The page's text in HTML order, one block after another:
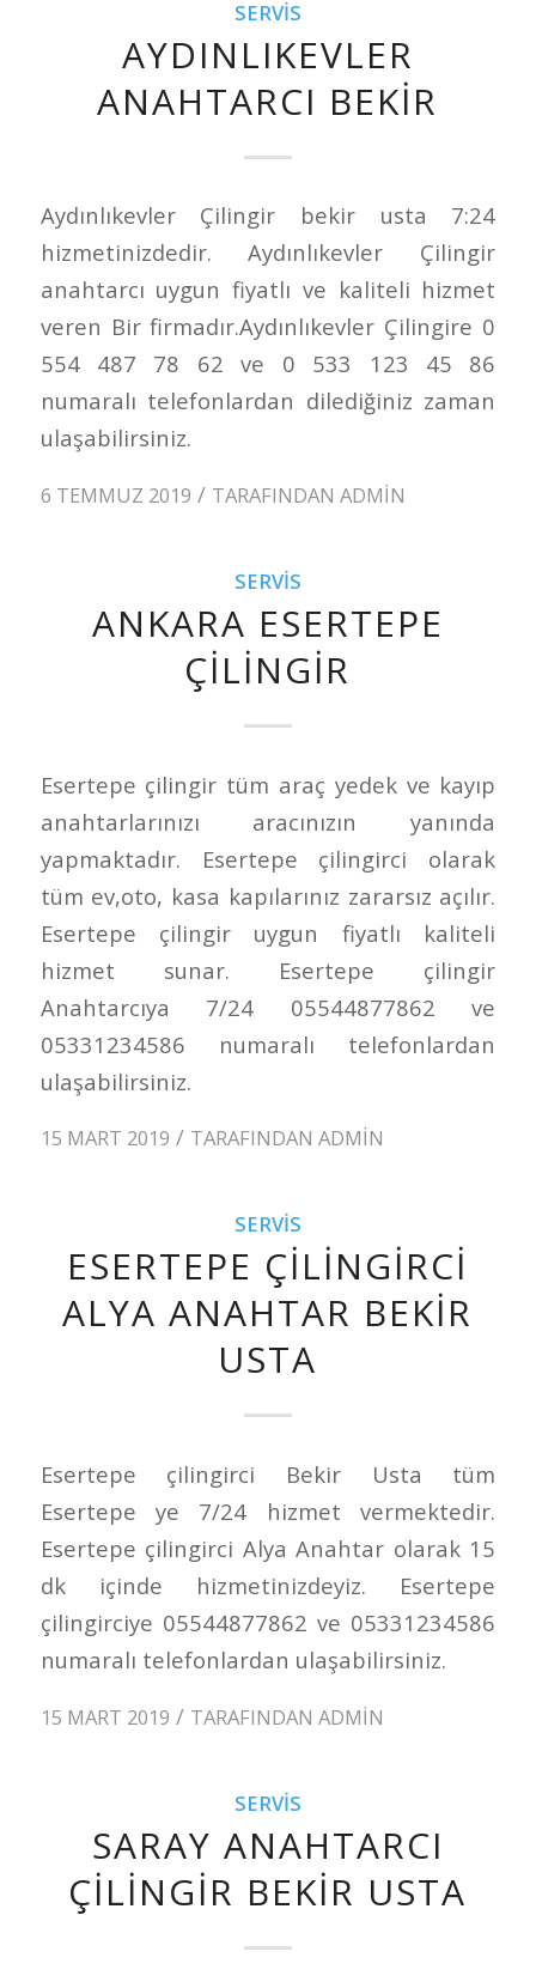
SERVIS
AYDINLIKEVLER
ANAHTARCI BEKIR
Aydınlıkevler Çilingir bekir usta 7:24
hizmetinizdedir. Aydınlıkevler Çilingir
anahtarcı uygun fiyatlı ve kaliteli hizmet
veren Bir firmadır.Aydınlıkevler Çilingire 0
554 487 78 62 ve 0 533 123 45 86
numaralı telefonlardan dilediğiniz zaman
ulaşabilirsiniz.
6 TEMMUZ 2019 / TARAFINDAN ADMIN
SERVIS
ANKARA ESERTEPE
ÇILINGIR
Esertepe çilingir tüm araç yedek ve kayıp
anahtarlarınızı aracınızın yanında
yapmaktadır. Esertepe çilingirci olarak
tüm ev,oto, kasa kapılarınız zararsız açılır.
Esertepe çilingir uygun fiyatlı kaliteli
hizmet sunar. Esertepe çilingir
Anahtarcıya 7/24 05544877862 ve
05331234586 numaralı telefonlardan
ulaşabilirsiniz.
15 MART 2019 / TARAFINDAN ADMIN
SERVIS
ESERTEPE ÇILINGIRCI
ALYA ANAHTAR BEKIR
USTA
Esertepe çilingirci Bekir Usta tüm
Esertepe ye 7/24 hizmet vermektedir.
Esertepe çilingirci Alya Anahtar olarak 15
dk içinde hizmetinizdeyiz. Esertepe
çilingirciye 05544877862 ve 05331234586
numaralı telefonlardan ulaşabilirsiniz.
15 MART 2019 / TARAFINDAN ADMIN
SERVIS
SARAY ANAHTARCI
ÇILINGIR BEKIR USTA